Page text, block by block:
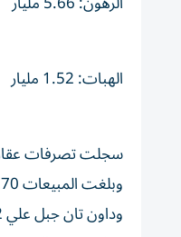
الهبات: 1.52 مليار
سجلت تصرفات عقارات دبي في أول
وداون تان جبل علي 212 مليوناً، وتلال الإمارات 137 مليوناً، ومعيصم الثانية 133 مليوناً، وجبل علي الصناعية الثانية 120 مليون درهم.